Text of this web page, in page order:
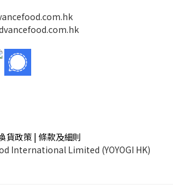
貨政策 | 條款及細則
International Limited (YOYOGI HK)